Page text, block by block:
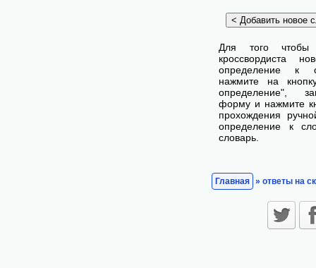
Для того чтобы
кроссвордиста
определение к
нажмите на
определение",
форму и нажмите
прохождения
определение к
словарь.
Главная » ответы на